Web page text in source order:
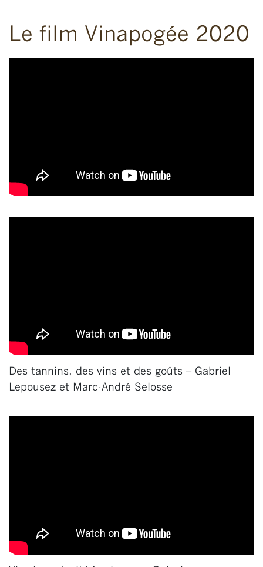
Le film Vinapogée 2020
Des tannins, des vins et des goûts – Gabriel
Lepousez et Marc-André Selosse